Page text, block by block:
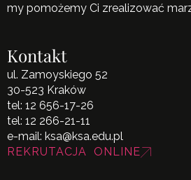
my pomożemy Ci zrealizować
Kontakt
ul. Zamoyskiego 52
30-523 Kraków
tel: 12 656-17-26
tel: 12 266-21-11
e-mail: ksa@ksa.edu.pl
REKRUTACJA ONLINE